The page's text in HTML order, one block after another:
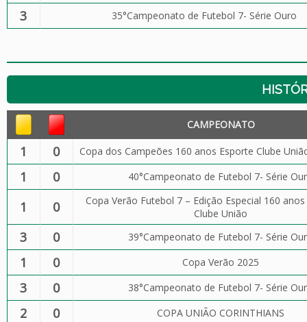
3 35°Campeonato de Futebol 7- Série Ouro
CAMPEONATO
1 0 Copa dos Campeões 160 anos Esporte Clube
1 0 40°Campeonato de Futebol 7- Série
1 0
Copa Verão Futebol 7 – Edição Especial 160
Clube União
3 0 39°Campeonato de Futebol 7- Série
1 0 Copa Verão 2025
3 0 38°Campeonato de Futebol 7- Série
2 0 COPA UNIÃO CORINTHIANS